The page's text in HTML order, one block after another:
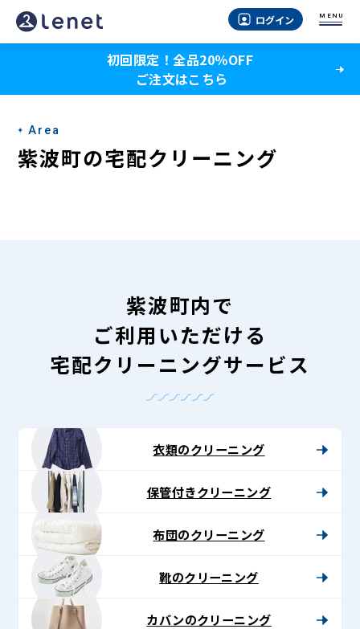
紫
波
の
宅
配
ト〉
ログイン MENU
初回限定！全品20％OFF
ご注文はこちら
Area
紫波町の宅配クリーニング
紫波町内で
ご利用いただける
宅配クリーニングサービス
衣類のクリーニング
保管付きクリーニング
布団のクリーニング
靴のクリーニング
カバンのクリーニング